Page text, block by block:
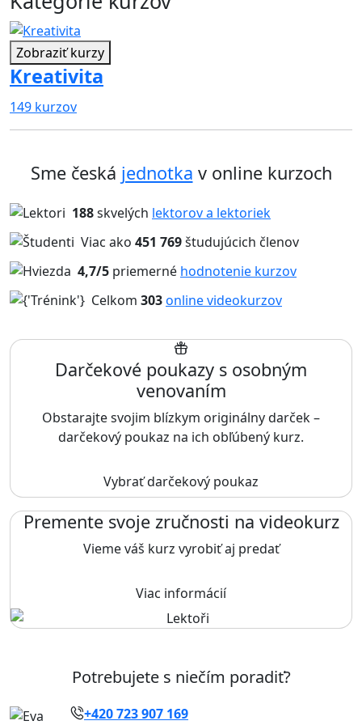
Zobraziť kurzy
Kreativita
149 kurzov
Sme česká jednotka v online kurzoch
188skvelých lektorov a lektoriek
Viac ako 451 769študujúcich členov
4,7/5 priemerné hodnotenie kurzov
Celkom 303online videokurzov
Darčekové poukazy s osobným
venovaním
Obstarajte svojim blízkym originálny darček –
darčekový poukaz na ich obľúbený kurz.
Vybrať darčekový poukaz
Premente svoje zručnosti na videokurz
Vieme váš kurz vyrobiť aj predať
Viac informácií
Potrebujete s niečím poradiť?
+420 723 907 169